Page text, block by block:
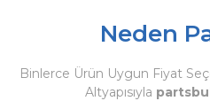
Neden
Binlerce Ürün Uygun Fiyat
Altyapısıyla